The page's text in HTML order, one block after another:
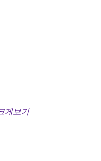
게보기